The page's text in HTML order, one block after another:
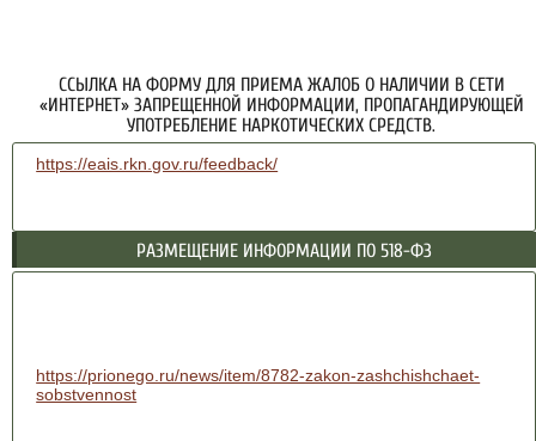
ССЫЛКА НА ФОРМУ ДЛЯ ПРИЕМА ЖАЛОБ О НАЛИЧИИ В СЕТИ
«ИНТЕРНЕТ» ЗАПРЕЩЕННОЙ ИНФОРМАЦИИ, ПРОПАГАНДИРУЮЩЕЙ
УПОТРЕБЛЕНИЕ НАРКОТИЧЕСКИХ СРЕДСТВ.
https://eais.rkn.gov.ru/feedback/
РАЗМЕЩЕНИЕ ИНФОРМАЦИИ ПО 518-ФЗ
https://prionego.ru/news/item/8782-zakon-zashchishchaet-
sobstvennost